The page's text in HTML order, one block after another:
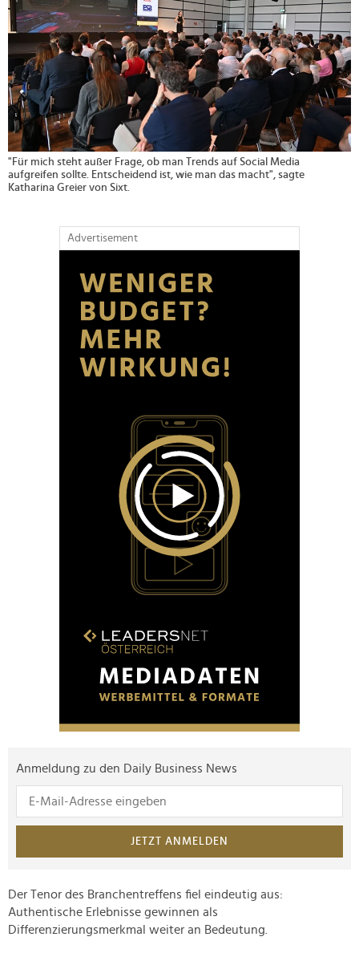
"Für mich steht außer Frage, ob man Trends auf Social Media
aufgreifen sollte. Entscheidend ist, wie man das macht", sagte
Katharina Greier von Sixt.
Advertisement
Anmeldung zu den Daily Business News
JETZT ANMELDEN
Der Tenor des Branchentreffens fiel eindeutig aus:
Authentische Erlebnisse gewinnen als
Differenzierungsmerkmal weiter an Bedeutung.